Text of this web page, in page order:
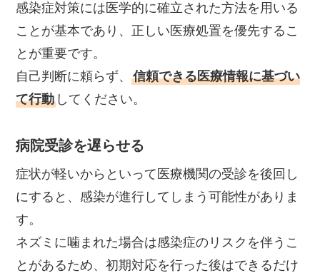
感染症対策には医学的に確立された方法を用いる
ことが基本であり、正しい医療処置を優先するこ
とが重要です。
自己判断に頼らず、信頼できる医療情報に基づい
て行動 してください。
病院受診を遅らせる
症状が軽いからといって医療機関の受診を後回し
にすると、感染が進行してしまう可能性がありま
す。
ネズミに噛まれた場合は感染症のリスクを伴うこ
とがあるため、初期対応を行った後はできるだけ